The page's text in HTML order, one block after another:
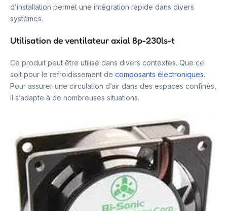
d’installation permet une intégration rapide dans divers
systèmes.
Utilisation de ventilateur axial 8p-230ls-t
Ce produit peut être utilisé dans divers contextes. Que ce
soit pour le refroidissement de composants électroniques.
Pour assurer une circulation d’air dans des espaces confinés,
il s’adapte à de nombreuses situations.